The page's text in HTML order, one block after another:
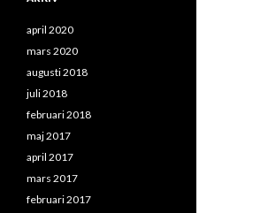
april 2020
mars 2020
augusti 2018
juli 2018
februari 2018
maj 2017
april 2017
mars 2017
februari 2017